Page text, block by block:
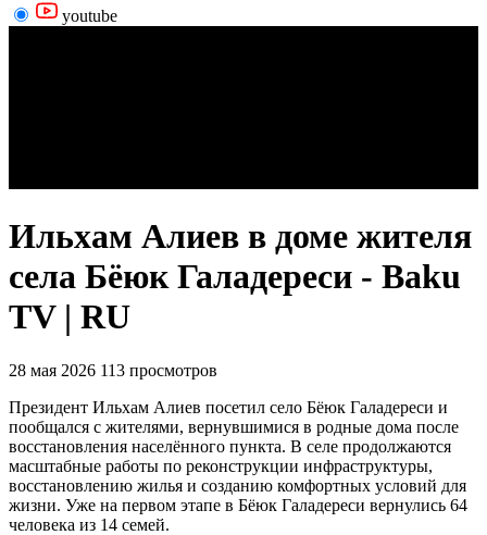
youtube
Ильхам Алиев в доме жителя
села Бёюк Галадереси - Baku
TV | RU
28 мая 2026 113 просмотров
Президент Ильхам Алиев посетил село Бёюк Галадереси и
пообщался с жителями, вернувшимися в родные дома после
восстановления населённого пункта. В селе продолжаются
масштабные работы по реконструкции инфраструктуры,
восстановлению жилья и созданию комфортных условий для
жизни. Уже на первом этапе в Бёюк Галадереси вернулись 64
человека из 14 семей.